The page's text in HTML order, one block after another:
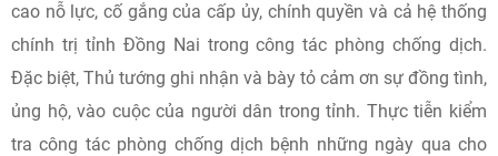
cao nỗ lực, cố gắng của cấp ủy, chính quyền và cả hệ thống
chính trị tỉnh Đồng Nai trong công tác phòng chống dịch.
Đặc biệt, Thủ tướng ghi nhận và bày tỏ cảm ơn sự đồng tình,
ủng hộ, vào cuộc của người dân trong tỉnh. Thực tiễn kiểm
tra công tác phòng chống dịch bệnh những ngày qua cho